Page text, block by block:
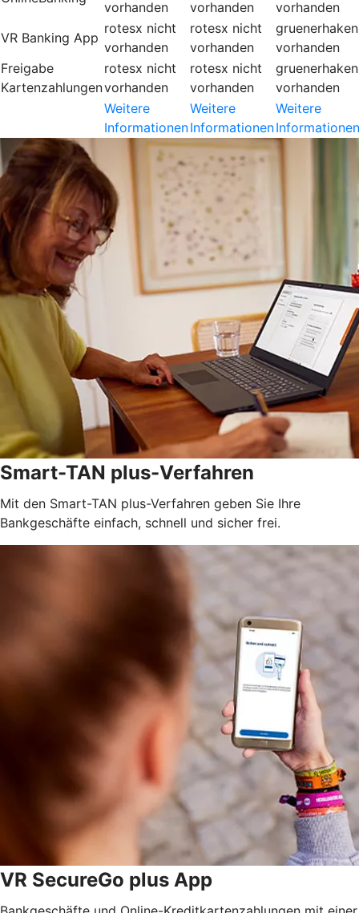
vorhanden
vorhanden
vorhanden
VR Banking App
rotesx nicht
vorhanden
rotesx nicht
vorhanden
gruenerhaken
vorhanden
Freigabe
Kartenzahlungen
rotesx nicht
vorhanden
rotesx nicht
vorhanden
gruenerhaken
vorhanden
Weitere
Informationen
Weitere
Informationen
Weitere
Informationen
Smart-TAN plus-Verfahren
Mit den Smart-TAN plus-Verfahren geben Sie Ihre
Bankgeschäfte einfach, schnell und sicher frei.
VR SecureGo plus App